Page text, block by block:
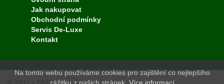
Jak nakupovat
Obchodní podmínky
Servis De-Luxe
Kontakt
Na tomto webu používáme cookies pro zajištění co nejlepšího